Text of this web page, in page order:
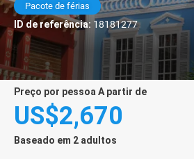
Pacote de férias
ID de referência: 18181277
preço por pessoa A partir de
US$2,670
Baseado em 2 adultos